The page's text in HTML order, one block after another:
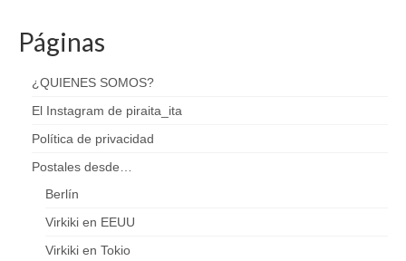
Páginas
¿QUIENES SOMOS?
El Instagram de piraita_ita
Política de privacidad
Postales desde…
Berlín
Virkiki en EEUU
Virkiki en Tokio